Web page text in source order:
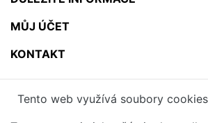
MŮJ ÚČET
KONTAKT
Tento web využívá soubory